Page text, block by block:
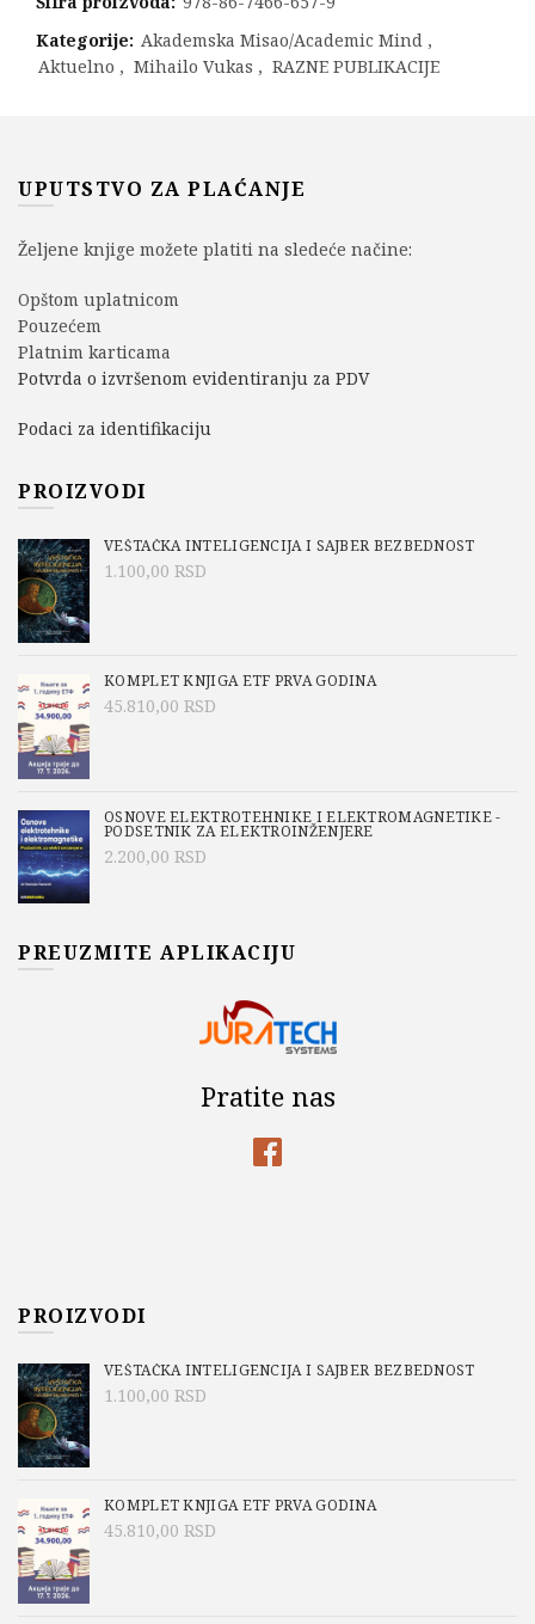
Kategorije: Akademska Misao/Academic Mind ,
Aktuelno , Mihailo Vukas , RAZNE PUBLIKACIJE
UPUTSTVO ZA PLAĆANJE
Željene knjige možete platiti na sledeće načine:
Opštom uplatnicom
Pouzećem
Platnim karticama
Potvrda o izvršenom evidentiranju za PDV
Podaci za identifikaciju
PROIZVODI
VEŠTAČKA INTELIGENCIJA I SAJBER BEZBEDNOST
1.100,00 RSD
KOMPLET KNJIGA ETF PRVA GODINA
45.810,00 RSD
OSNOVE ELEKTROTEHNIKE I ELEKTROMAGNETIKE -
PODSETNIK ZA ELEKTROINŽENJERE
2.200,00 RSD
PREUZMITE APLIKACIJU
Pratite nas
PROIZVODI
VEŠTAČKA INTELIGENCIJA I SAJBER BEZBEDNOST
1.100,00 RSD
KOMPLET KNJIGA ETF PRVA GODINA
45.810,00 RSD